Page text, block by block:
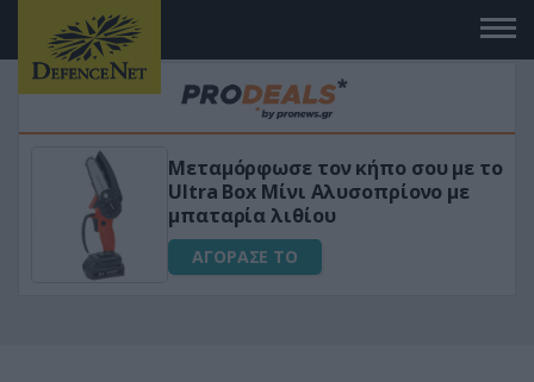
Μεταμόρφωσε τον κήπο σου με το
Ultra Box Μίνι Αλυσοπρίονο με
μπαταρία λιθίου
ΑΓΟΡΑΣΕ ΤΟ